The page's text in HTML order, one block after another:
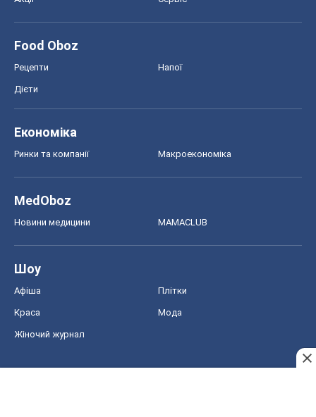
Food Oboz
Рецепти Напої
Дієти
Економіка
Ринки та компанії Макроекономіка
MedOboz
Новини медицини MAMACLUB
Шоу
Афіша Плітки
Краса Мода
Жіночий журнал